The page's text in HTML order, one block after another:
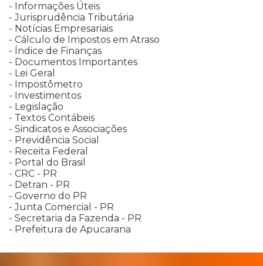
- Informações Úteis
- Jurisprudência Tributária
- Notícias Empresariais
- Cálculo de Impostos em Atraso
- Índice de Finanças
- Documentos Importantes
- Lei Geral
- Impostômetro
- Investimentos
- Legislação
- Textos Contábeis
- Sindicatos e Associações
- Previdência Social
- Receita Federal
- Portal do Brasil
- CRC - PR
- Detran - PR
- Governo do PR
- Junta Comercial - PR
- Secretaria da Fazenda - PR
- Prefeitura de Apucarana